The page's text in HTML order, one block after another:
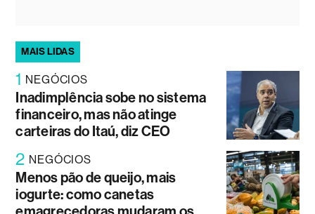
MAIS LIDAS
1 NEGÓCIOS
Inadimplência sobe no sistema
financeiro, mas não atinge
carteiras do Itaú, diz CEO
2 NEGÓCIOS
Menos pão de queijo, mais
iogurte: como canetas